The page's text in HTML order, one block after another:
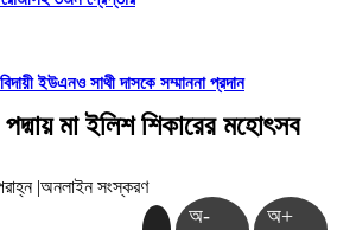
ইউএনও সাথী দাসকে সম্মাননা প্রদান
মা ইলিশ শিকারের মহোৎসব
|অনলাইন সংস্করণ
অ- অ+